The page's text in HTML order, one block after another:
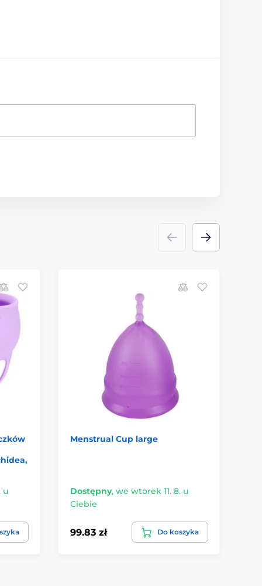
u
Menstrual Cup large
Dostępny, we wtorek 11. 8. u
Ciebie
99.83 zł Do koszyka